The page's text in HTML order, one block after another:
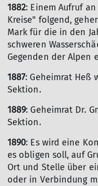
1882: Einem Aufruf
Kreise" folgend,
Mark für die in den
schweren
Gegenden der Alpen
1887: Geheimrat Heß
Sektion.
1889: Geheimrat Dr.
Sektion.
1890: Es wird eine
es obligen soll, auf
Ort und Stelle über
oder in Verbindung